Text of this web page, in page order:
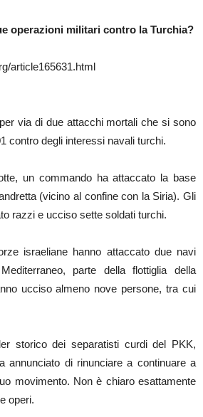
operazioni militari contro la Turchia?
article165631.html
via di due attacchi mortali che si sono
contro degli interessi navali turchi.
un commando ha attaccato la base
(vicino al confine con la Siria). Gli
razzi e ucciso sette soldati turchi.
israeliane hanno attaccato due navi
parte della flottiglia della
ucciso almeno nove persone, tra cui
storico dei separatisti curdi del PKK,
annunciato di rinunciare a continuare a
movimento. Non è chiaro esattamente
operi.